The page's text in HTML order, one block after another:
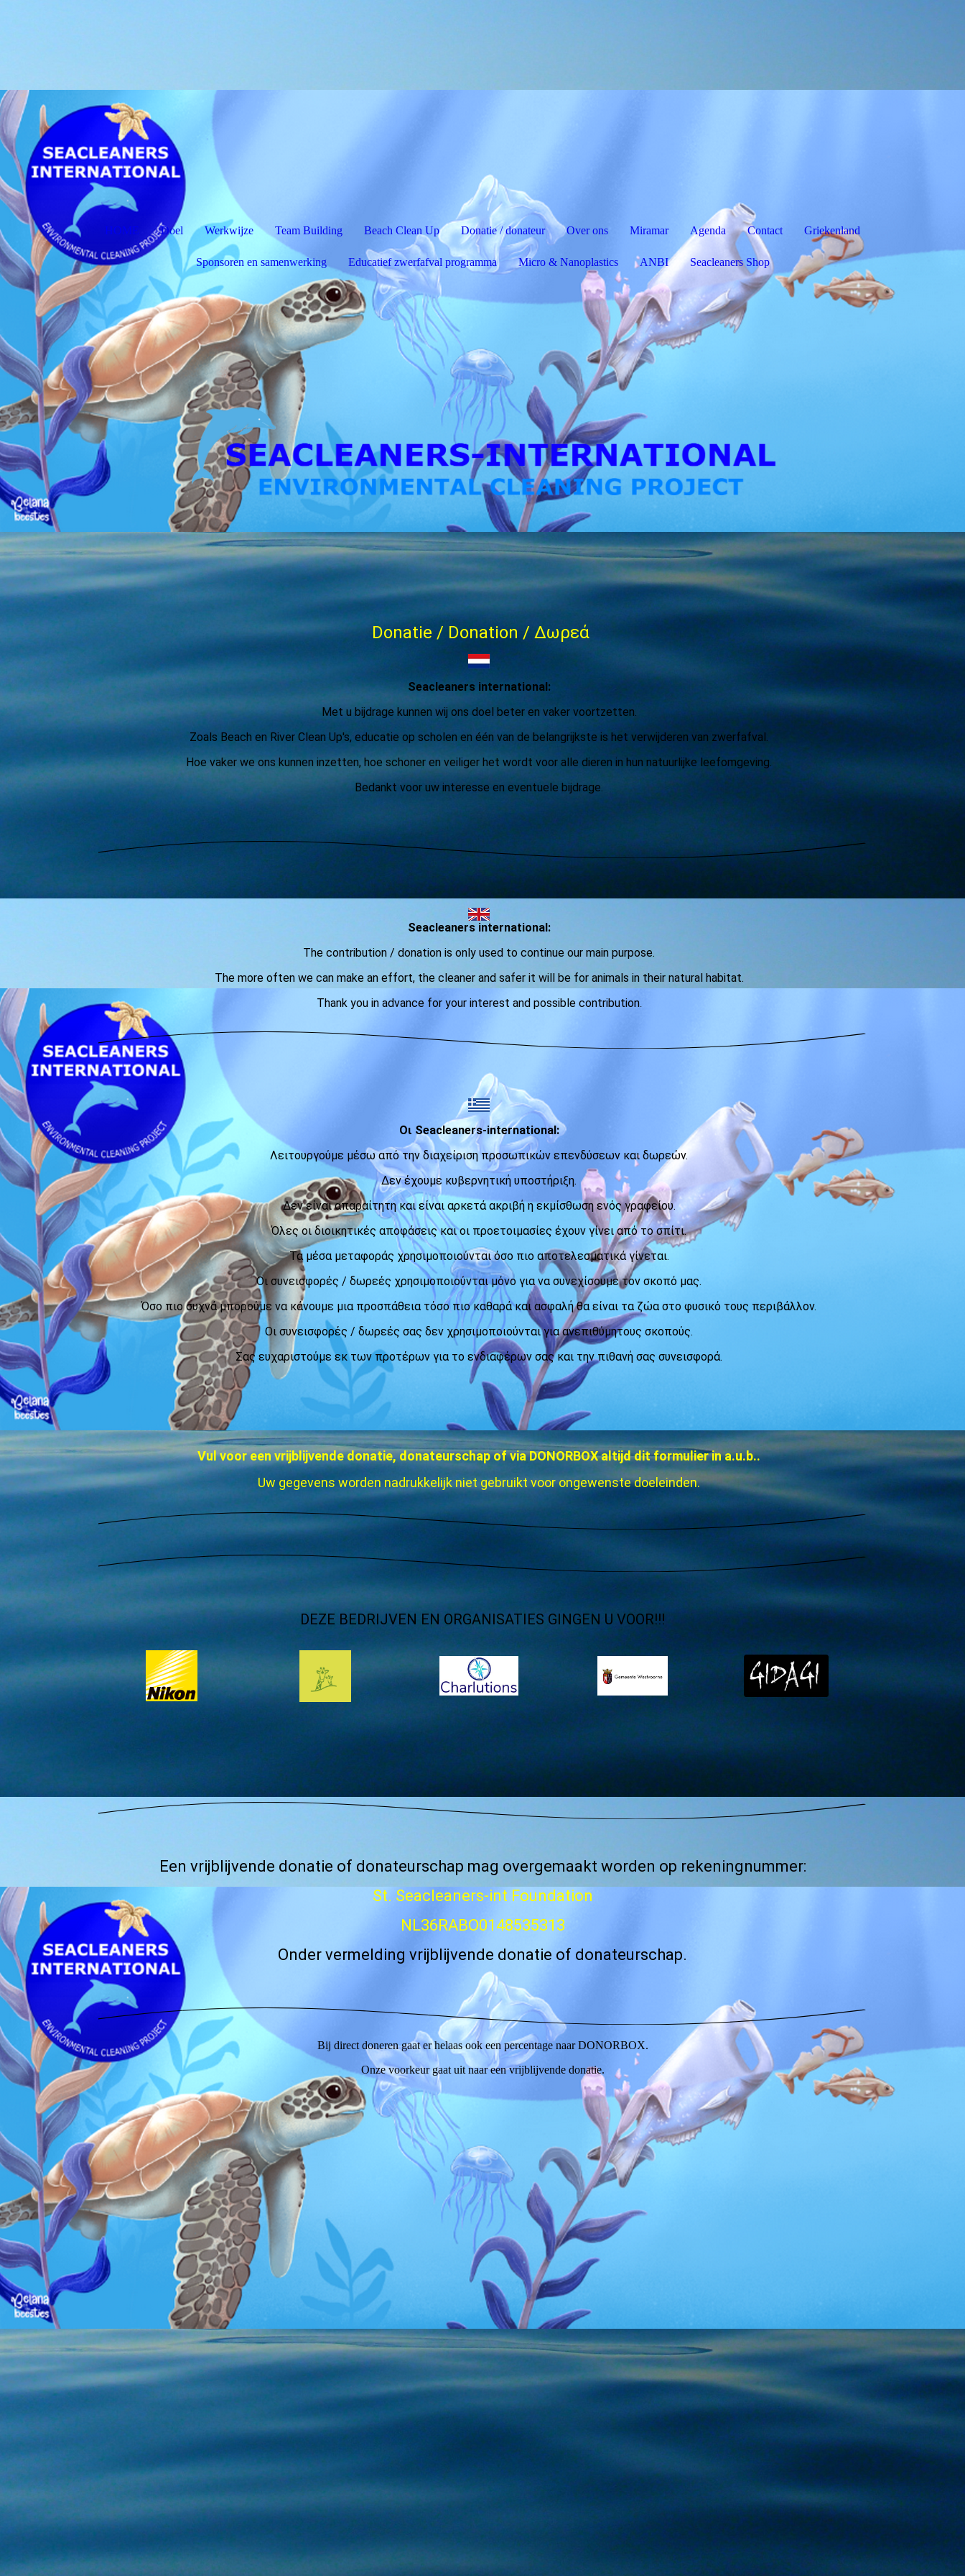
HOME Doel Werkwijze Team Building Beach Clean Up Donatie / donateur Over ons Miramar Agenda Contact Griekenland
Sponsoren en samenwerking Educatief zwerfafval programma Micro & Nanoplastics ANBI Seacleaners Shop
Donatie / Donation / Δωρεά
Seacleaners international:
Met u bijdrage kunnen wij ons doel beter en vaker voortzetten.
Zoals Beach en River Clean Up's, educatie op scholen en één van de belangrijkste is het verwijderen van zwerfafval.
Hoe vaker we ons kunnen inzetten, hoe schoner en veiliger het wordt voor alle dieren in hun natuurlijke leefomgeving.
Bedankt voor uw interesse en eventuele bijdrage.
Seacleaners international:
The contribution / donation is only used to continue our main purpose.
The more often we can make an effort, the cleaner and safer it will be for animals in their natural habitat.
Thank you in advance for your interest and possible contribution.
Οι Seacleaners-international:
Λειτουργούμε μέσω από την διαχείριση προσωπικών επενδύσεων και δωρεών.
Δεν έχουμε κυβερνητική υποστήριξη.
Δεν είναι απαραίτητη και είναι αρκετά ακριβή η εκμίσθωση ενός γραφείου.
Όλες οι διοικητικές αποφάσεις και οι προετοιμασίες έχουν γίνει από το σπίτι.
Τα μέσα μεταφοράς χρησιμοποιούνται όσο πιο αποτελεσματικά γίνεται.
Οι συνεισφορές / δωρεές χρησιμοποιούνται μόνο για να συνεχίσουμε τον σκοπό μας.
Όσο πιο συχνά μπορούμε να κάνουμε μια προσπάθεια τόσο πιο καθαρά και ασφαλή θα είναι τα ζώα στο φυσικό τους περιβάλλον.
Οι συνεισφορές / δωρεές σας δεν χρησιμοποιούνται για ανεπιθύμητους σκοπούς.
Σας ευχαριστούμε εκ των προτέρων για το ενδιαφέρων σας και την πιθανή σας συνεισφορά.
Vul voor een vrijblijvende donatie, donateurschap of via DONORBOX altijd dit formulier in a.u.b..
Uw gegevens worden nadrukkelijk niet gebruikt voor ongewenste doeleinden.
DEZE BEDRIJVEN EN ORGANISATIES GINGEN U VOOR!!!
Een vrijblijvende donatie of donateurschap mag overgemaakt worden op rekeningnummer:
St. Seacleaners-int Foundation
NL36RABO0148535313
Onder vermelding vrijblijvende donatie of donateurschap.
Bij direct doneren gaat er helaas ook een percentage naar DONORBOX.
Onze voorkeur gaat uit naar een vrijblijvende donatie.